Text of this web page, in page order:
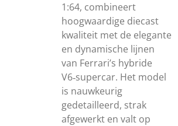
1:64, combineert
hoogwaardige diecast
kwaliteit met de elegante
en dynamische lijnen
van Ferrari’s hybride
V6‑supercar. Het model
is nauwkeurig
gedetailleerd, strak
afgewerkt en valt op